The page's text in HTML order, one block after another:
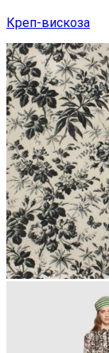
Креп-вискоза